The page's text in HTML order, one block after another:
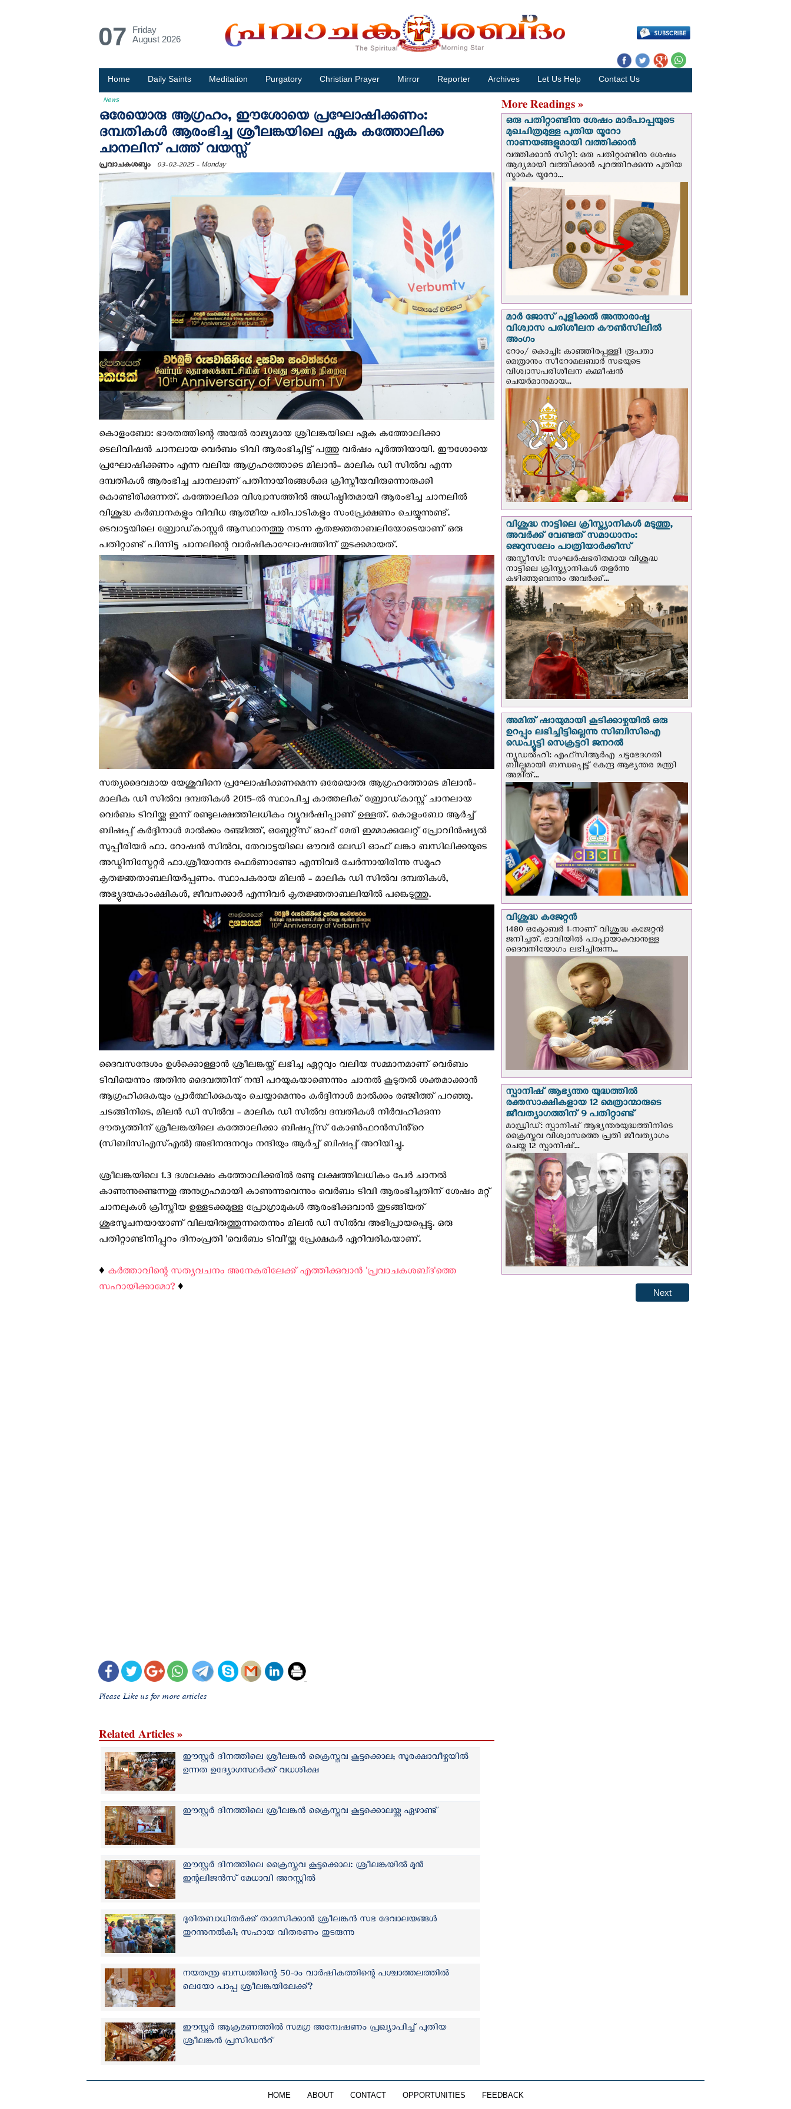
07
Friday
August 2026
Home Daily Saints Meditation Purgatory Christian Prayer Mirror Reporter Archives Let Us Help Contact Us
News
ഒരേയൊരു ആഗ്രഹം, ഈശോയെ പ്രഘോഷിക്കണം:
ദമ്പതികള്‍ ആരംഭിച്ച ശ്രീലങ്കയിലെ ഏക കത്തോലിക്ക
ചാനലിന് പത്ത് വയസ്സ്
പ്രവാചകശബ്ദം 03-02-2025 - Monday
കൊളംബോ: ഭാരതത്തിന്റെ അയല്‍ രാജ്യമായ ശ്രീലങ്കയിലെ ഏക കത്തോലിക്കാ
ടെലിവിഷൻ ചാനലായ വെർബം ടിവി ആരംഭിച്ചിട്ട് പത്തു വര്‍ഷം പൂര്‍ത്തിയായി. ഈശോയെ
പ്രഘോഷിക്കണം എന്ന വലിയ ആഗ്രഹത്തോടെ മിലാൻ- മാലിക ഡി സിൽവ എന്ന
ദമ്പതികള്‍ ആരംഭിച്ച ചാനലാണ് പതിനായിരങ്ങള്‍ക്കു ക്രിസ്തീയവിരുന്നൊരുക്കി
കൊണ്ടിരിക്കുന്നത്. കത്തോലിക്ക വിശ്വാസത്തില്‍ അധിഷ്ഠിതമായി ആരംഭിച്ച ചാനലില്‍
വിശുദ്ധ കുർബാനകളും വിവിധ ആത്മീയ പരിപാടികളും സംപ്രേക്ഷണം ചെയ്യുന്നുണ്ട്.
ടെവാട്ടയിലെ ബ്രോഡ്‌കാസ്റ്റർ ആസ്ഥാനത്തു നടന്ന കൃതജ്ഞതാബലിയോടെയാണ് ഒരു
പതിറ്റാണ്ട് പിന്നിട്ട ചാനലിന്റെ വാര്‍ഷികാഘോഷത്തിന് തുടക്കമായത്.
സത്യദൈവമായ യേശുവിനെ പ്രഘോഷിക്കണമെന്ന ഒരേയൊരു ആഗ്രഹത്തോടെ മിലാൻ-
മാലിക ഡി സിൽവ ദമ്പതികള്‍ 2015-ൽ സ്ഥാപിച്ച കാത്തലിക് ബ്രോഡ്‌കാസ്റ്റ് ചാനലായ
വെർബം ടിവിയ്ക്കു ഇന്ന് രണ്ടുലക്ഷത്തിലധികം വ്യൂവർഷിപ്പാണ് ഉള്ളത്. കൊളംബോ ആർച്ച്
ബിഷപ്പ് കര്‍ദ്ദിനാള്‍ മാൽക്കം രഞ്ജിത്ത്, ഒബ്ലേറ്റ്സ് ഓഫ് മേരി ഇമ്മാക്കുലേറ്റ് പ്രോവിൻഷ്യൽ
സുപ്പീരിയര്‍ ഫാ. റോഷൻ സിൽവ, തേവാട്ടയിലെ ഔവർ ലേഡി ഓഫ് ലങ്കാ ബസിലിക്കയുടെ
അഡ്മിനിസ്ട്രേറ്റർ ഫാ.ശ്രീയാനന്ദ ഫെർണാണ്ടോ എന്നിവർ ചേർന്നായിരിന്നു സമൂഹ
കൃതജ്ഞതാബലിയര്‍പ്പണം. സ്ഥാപകരായ മിലൻ - മാലിക ഡി സിൽവ ദമ്പതികള്‍,
അഭ്യുദയകാംക്ഷികൾ, ജീവനക്കാര്‍ എന്നിവര്‍ കൃതജ്ഞതാബലിയില്‍ പങ്കെടുത്തു.
ദൈവസന്ദേശം ഉൾക്കൊള്ളാൻ ശ്രീലങ്കയ്ക്ക് ലഭിച്ച ഏറ്റവും വലിയ സമ്മാനമാണ് വെർബം
ടിവിയെന്നും അതിനു ദൈവത്തിന് നന്ദി പറയുകയാണെന്നും ചാനല്‍ കൂടുതൽ ശക്തമാക്കാൻ
ആഗ്രഹിക്കുകയും പ്രാര്‍ത്ഥിക്കുകയും ചെയ്യാമെന്നും കര്‍ദ്ദിനാള്‍ മാൽക്കം രഞ്ജിത്ത് പറഞ്ഞു.
ചടങ്ങിനിടെ, മിലൻ ഡി സിൽവ - മാലിക ഡി സിൽവ ദമ്പതികള്‍ നിർവഹിക്കുന്ന
ദൗത്യത്തിന് ശ്രീലങ്കയിലെ കത്തോലിക്കാ ബിഷപ്പ്സ് കോൺഫറൻസിൻ്റെ
(സിബിസിഎസ്എൽ) അഭിനന്ദനവും നന്ദിയും ആർച്ച് ബിഷപ്പ് അറിയിച്ചു.
ശ്രീലങ്കയിലെ 1.3 ദശലക്ഷം കത്തോലിക്കരിൽ രണ്ടു ലക്ഷത്തിലധികം പേര്‍ ചാനല്‍
കാണുന്നുണ്ടെന്നതു അനുഗ്രഹമായി കാണുന്നുവെന്നും വെർബം ടിവി ആരംഭിച്ചതിന് ശേഷം മറ്റ്
ചാനലുകള്‍ ക്രിസ്തീയ ഉള്ളടക്കമുള്ള പ്രോഗ്രാമുകള്‍ ആരംഭിക്കുവാന്‍ തുടങ്ങിയത്
ശുഭസൂചനയായാണ് വിലയിരുത്തുന്നതെന്നും മിലൻ ഡി സിൽവ അഭിപ്രായപ്പെട്ടു. ഒരു
പതിറ്റാണ്ടിനിപ്പുറം ദിനംപ്രതി 'വെർബം ടിവി'യ്ക്കു പ്രേക്ഷകര്‍ ഏറിവരികയാണ്.
♦️ കര്‍ത്താവിന്റെ സത്യവചനം അനേകരിലേക്ക് എത്തിക്കുവാന്‍ 'പ്രവാചകശബ്‌ദ'ത്തെ
സഹായിക്കാമോ?♦️
Please Like us for more articles
Related Articles »
ഈസ്റ്റര്‍ ദിനത്തിലെ ശ്രീലങ്കന്‍ ക്രൈസ്തവ കൂട്ടക്കൊല; സുരക്ഷാവീഴ്ചയില്‍
ഉന്നത ഉദ്യോഗസ്ഥര്‍ക്ക് വധശിക്ഷ
ഈസ്റ്റര്‍ ദിനത്തിലെ ശ്രീലങ്കന്‍ ക്രൈസ്തവ കൂട്ടക്കൊലയ്ക്കു ഏഴാണ്ട്
ഈസ്റ്റര്‍ ദിനത്തിലെ ക്രൈസ്തവ കൂട്ടക്കൊല: ശ്രീലങ്കയില്‍ മുന്‍
ഇന്റലിജൻസ് മേധാവി അറസ്റ്റില്‍
ദുരിതബാധിതര്‍ക്ക് താമസിക്കാന്‍ ശ്രീലങ്കന്‍ സഭ ദേവാലയങ്ങള്‍
തുറന്നുനല്‍കി; സഹായ വിതരണം തുടരുന്നു
നയതന്ത്ര ബന്ധത്തിന്റെ 50-ാം വാർഷികത്തിന്റെ പശ്ചാത്തലത്തില്‍
ലെയോ പാപ്പ ശ്രീലങ്കയിലേക്ക്?
ഈസ്റ്റര്‍ ആക്രമണത്തില്‍ സമഗ്ര അന്വേഷണം പ്രഖ്യാപിച്ച് പുതിയ
ശ്രീലങ്കന്‍ പ്രസിഡന്‍റ്
More Readings »
ഒരു പതിറ്റാണ്ടിനു ശേഷം മാർപാപ്പയുടെ
മുഖചിത്രമുള്ള പുതിയ യൂറോ
നാണയങ്ങളുമായി വത്തിക്കാന്‍
വത്തിക്കാന്‍ സിറ്റി: ഒരു പതിറ്റാണ്ടിനു ശേഷം
ആദ്യമായി വത്തിക്കാൻ പുറത്തിറക്കുന്ന പുതിയ
സ്മാരക യൂറോ...
മാർ ജോസ് പുളിക്കൽ അന്താരാഷ്ട്ര
വിശ്വാസ പരിശീലന കൗൺസിലിൽ
അംഗം
റോം/ കൊച്ചി: കാഞ്ഞിരപ്പള്ളി രൂപതാ
മെത്രാനും സീറോമലബാർ സഭയുടെ
വിശ്വാസപരിശീലന കമ്മീഷൻ
ചെയർമാനുമായ...
വിശുദ്ധ നാട്ടിലെ ക്രിസ്ത്യാനികൾ മടുത്തു,
അവർക്ക് വേണ്ടത് സമാധാനം:
ജെറുസലേം പാത്രിയാര്‍ക്കീസ്
അസ്സീസി: സംഘര്‍ഷഭരിതമായ വിശുദ്ധ
നാട്ടിലെ ക്രിസ്ത്യാനികൾ തളര്‍ന്നു
കഴിഞ്ഞുവെന്നും അവർക്ക്...
അമിത് ഷായുമായി കൂടിക്കാഴ്ചയില്‍ ഒരു
ഉറപ്പും ലഭിച്ചിട്ടില്ലെന്നു സിബിസിഐ
ഡെപ്യൂട്ടി സെക്രട്ടറി ജനറല്‍
ന്യൂഡല്‍ഹി: എഫ്‌സിആര്‍എ ചട്ടഭേദഗതി
ബില്ലുമായി ബന്ധപ്പെട്ട് കേന്ദ്ര ആഭ്യന്തര മന്ത്രി
അമിത്...
വിശുദ്ധ കജേറ്റന്‍
1480 ഒക്ടോബര്‍ 1-നാണ് വിശുദ്ധ കജേറ്റന്‍
ജനിച്ചത്. ഭാവിയില്‍ പാപ്പായാകുവാനുള്ള
ദൈവനിയോഗം ലഭിച്ചിരുന്ന...
സ്പാനിഷ് ആഭ്യന്തര യുദ്ധത്തില്‍
രക്തസാക്ഷികളായ 12 മെത്രാന്മാരുടെ
ജീവത്യാഗത്തിന് 9 പതിറ്റാണ്ട്
മാഡ്രിഡ്: സ്പാനിഷ് ആഭ്യന്തരയുദ്ധത്തിനിടെ
ക്രൈസ്തവ വിശ്വാസത്തെ പ്രതി ജീവത്യാഗം
ചെയ്ത 12 സ്പാനിഷ്...
Next
HOME ABOUT CONTACT OPPORTUNITIES FEEDBACK